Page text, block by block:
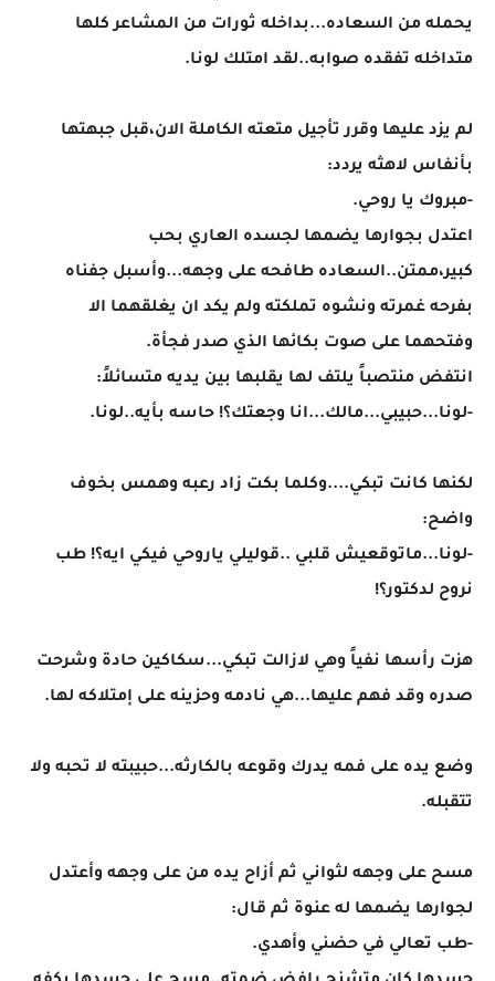
يحمله من السعاده...بداخله ثورات من المشاعر كلها
متداخله تفقده صوابه..لقد امتلك لونا.
لم يزد عليها وقرر تأجيل متعته الكاملة الان،قبل جبهتها
بأنفاس لاهثه يردد:
-مبروك يا روحي.
اعتدل بجوارها يضمها لجسده العاري بحب
كبير،ممتن..السعاده طافحه على وجهه...وأسبل جفناه
بفرحه غمرته ونشوه تملكته ولم يكد ان يغلقهما الا
وفتحهما على صوت بكائها الذي صدر فجأة.
انتفض منتصباً يلتف لها يقلبها بين يديه متسائلاً:
-لونا...حبيبي...مالك...انا وجعتك؟! حاسه بأيه..لونا.
لكنها كانت تبكي....وكلما بكت زاد رعبه وهمس بخوف
واضح:
-لونا...ماتوقعيش قلبي ..قوليلي ياروحي فيكي ايه؟! طب
نروح لدكتور؟!
هزت رأسها نفياً وهي لازالت تبكي...سكاكين حادة وشرحت
صدره وقد فهم عليها...هي نادمه وحزينه على إمتلاكه لها.
وضع يده على فمه يدرك وقوعه بالكارثه...حبيبته لا تحبه ولا
تتقبله.
مسح على وجهه لثواني ثم أزاح يده من على وجهه وأعتدل
لجوارها يضمها له عنوة ثم قال:
-طب تعالي في حضني وأهدي.